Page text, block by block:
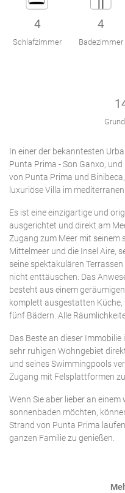
4
Schlafzimmer
4
Badezimmer
In einer der bekanntesten
Punta Prima - Son Ganxo,
von Punta Prima und
luxuriöse Villa im
Es ist eine einzigartige und
ausgerichtet und direkt am
Zugang zum Meer mit seinem
Mittelmeer und die Insel Aire,
seine spektakulären
nicht enttäuschen. Das
besteht aus einem
komplett ausgestatten
fünf Bädern. Alle
Das Beste an dieser
sehr ruhigen Wohngebiet
und seines Swimmingpools
Zugang mit Felsplattformen
Wenn Sie aber lieber an
sonnenbaden möchten,
Strand von Punta Prima
ganzen Familie zu genießen.